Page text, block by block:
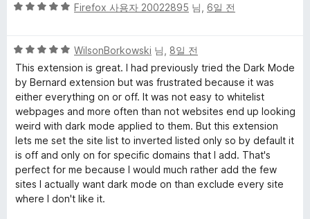
5
점
에
5
점
Firefox 사용자 20022895 님, 6일 전
5
점
만
점
에
5
점
WilsonBorkowski 님, 8일 전
This extension is great. I had previously tried the Dark Mode
by Bernard extension but was frustrated because it was
either everything on or off. It was not easy to whitelist
webpages and more often than not websites end up looking
weird with dark mode applied to them. But this extension
lets me set the site list to inverted listed only so by default it
is off and only on for specific domains that I add. That's
perfect for me because I would much rather add the few
sites I actually want dark mode on than exclude every site
where I don't like it.